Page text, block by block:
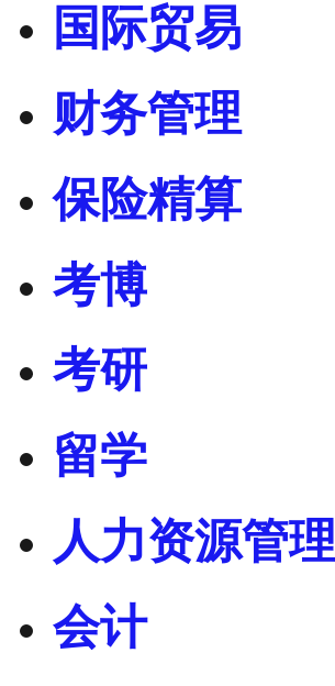
国际贸易
财务管理
保险精算
考博
考研
留学
人力资源管理
会计